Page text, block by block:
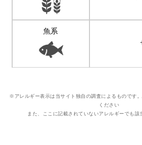
魚系
※アレルギー表示は当サイト独自の調査によるものです
ください
また、ここに記載されていないアレルギーでも該